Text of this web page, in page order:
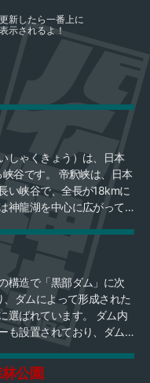
更新したら一番上に
表示されるよ！
しゃくきょう）は、日本
谷です。 帝釈峡は、日本
い峡谷で、全長が18kmに
神龍湖を中心に広がって
真っ赤に染まる紅葉が楽
イクから降りて、探索コ
に乗って観光してみると
喫することができます。
構造で「黒部ダム」に次
ダムによって形成された
選ばれています。 ダム内
も設置されており、ダム
公園